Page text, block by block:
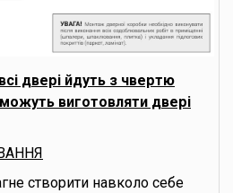
двері йдуть з чвертю
виготовляти двері
створити навколо себе